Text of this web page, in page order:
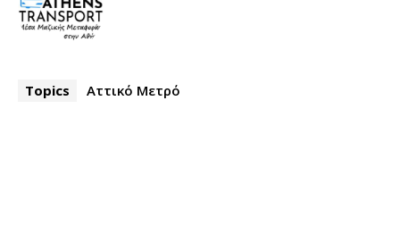
Topics Αττικό Μετρό